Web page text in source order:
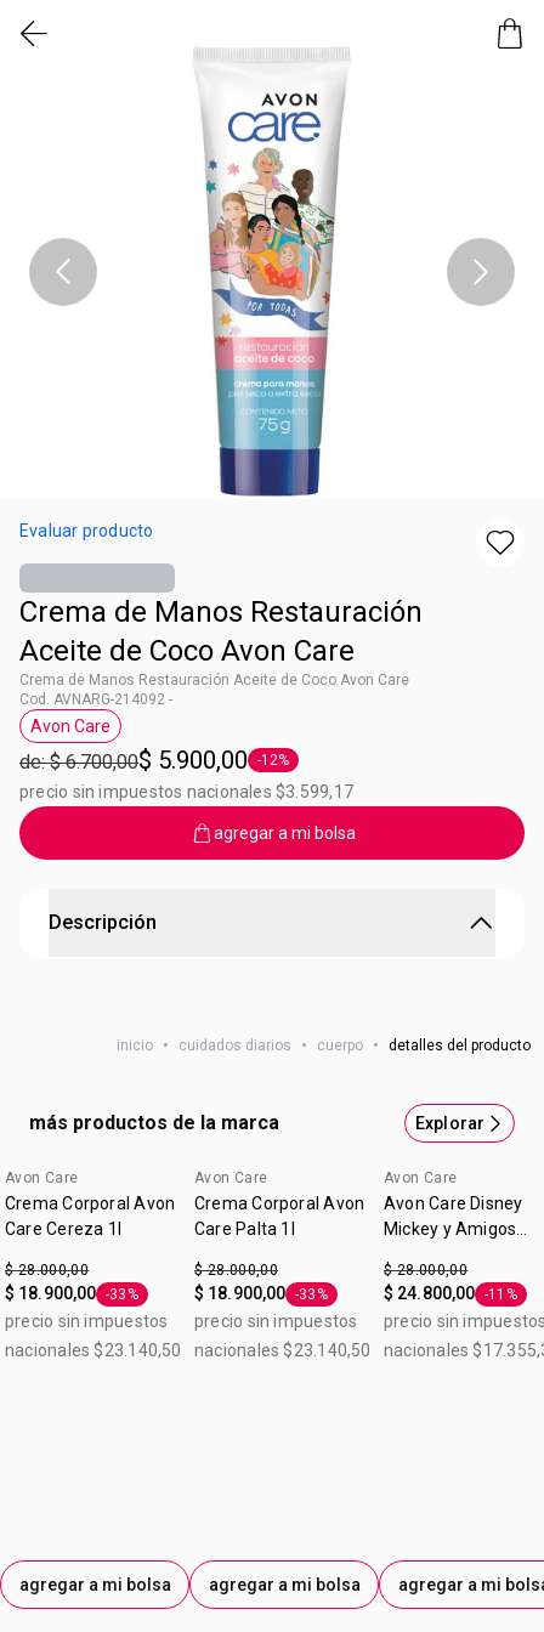
Evaluar producto
Crema de Manos Restauración
Aceite de Coco Avon Care
Crema de Manos Restauración Aceite de Coco Avon Care
Cod. AVNARG-214092 -
Etiqueta Avon Care
Avon Care
de: $ 6.700,00$ 5.900,00 Etiqueta -12%
-12%
precio sin impuestos nacionales $3.599,17
agregar a mi bolsa
Descripción
¡Nutrí y suavizá tus manos! Crema hidratante de manos
inicio • cuidados diarios • cuerpo • detalles del producto
más productos de la marca Explorar
Avon Care
Crema Corporal Avon
Care Cereza 1l
$ 28.000,00
$ 18.900,00 Etiqueta -33%
-33%
precio sin impuestos
nacionales $23.140,50
agregar a mi bolsa
Avon Care
Crema Corporal Avon
Care Palta 1l
$ 28.000,00
$ 18.900,00 Etiqueta -33%
-33%
precio sin impuestos
nacionales $23.140,50
agregar a mi bolsa
Lo nuevo
Avon Care
Avon Care Disney
Mickey y Amigos
Corporal 1 L
$ 28.000,00
$ 24.800,00 Etiqueta
-11%
precio sin
nacionales
agregar a mi